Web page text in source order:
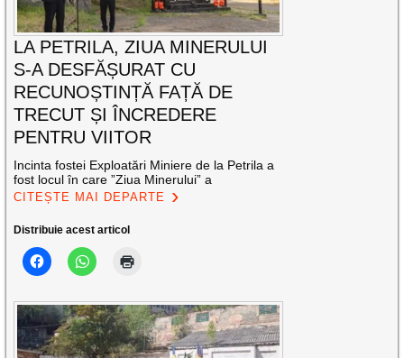
LA PETRILA, ZIUA MINERULUI
S-A DESFĂȘURAT CU
RECUNOȘTINȚĂ FAȚĂ DE
TRECUT ȘI ÎNCREDERE
PENTRU VIITOR
Incinta fostei Exploatări Miniere de la Petrila a
fost locul în care ”Ziua Minerului” a
CITEȘTE MAI DEPARTE
Distribuie acest articol